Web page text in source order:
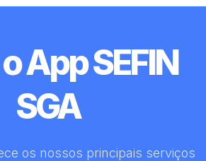
App SEFIN
SGA
os nossos principais serviços